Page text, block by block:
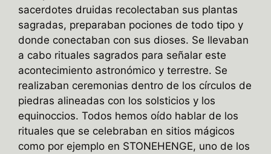
sacerdotes druidas recolectaban sus plantas
sagradas, preparaban pociones de todo tipo y
donde conectaban con sus dioses. Se llevaban
a cabo rituales sagrados para señalar este
acontecimiento astronómico y terrestre. Se
realizaban ceremonias dentro de los círculos de
piedras alineadas con los solsticios y los
equinoccios. Todos hemos oído hablar de los
rituales que se celebraban en sitios mágicos
como por ejemplo en STONEHENGE, uno de los